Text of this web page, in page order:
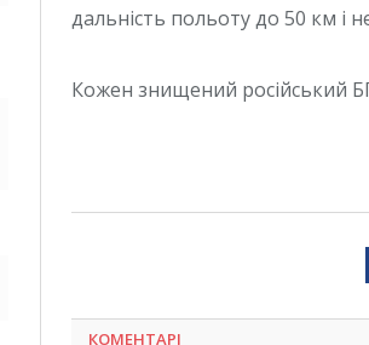
дальність польоту до 50 км і
Кожен знищений російський
КОМЕНТАРІ